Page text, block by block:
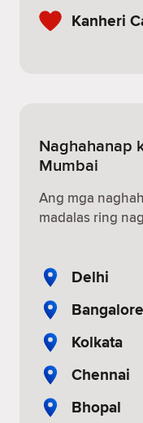
Kanheri
Naghahanap
Mumbai
Ang mga
madalas ring
Delhi
Bangalore
Kolkata
Chennai
Bhopal